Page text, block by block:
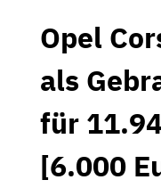
Opel
als
für
[6.000